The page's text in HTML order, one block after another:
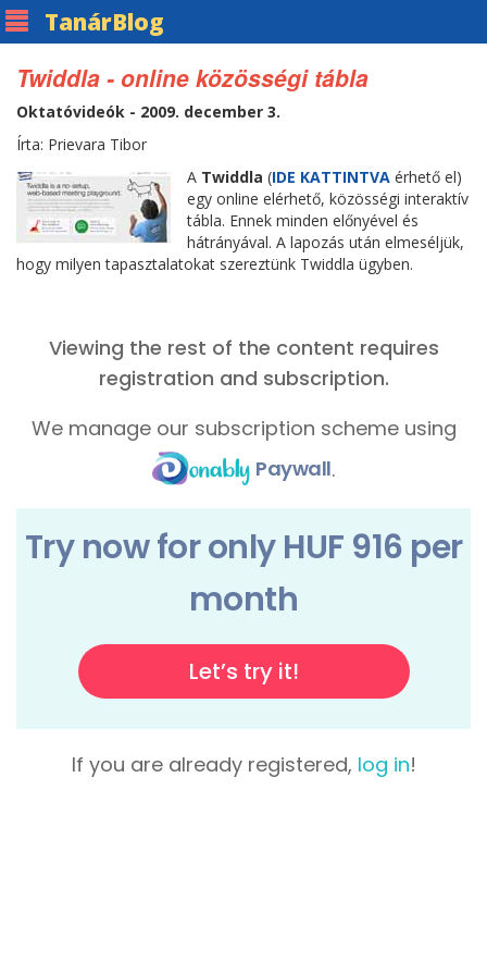
TanárBlog
Twiddla - online közösségi tábla
Oktatóvideók - 2009. december 3.
Írta: Prievara Tibor
A Twiddla (IDE KATTINTVA érhető el)
egy online elérhető, közösségi interaktív
tábla. Ennek minden előnyével és
hátrányával. A lapozás után elmeséljük,
hogy milyen tapasztalatokat szereztünk Twiddla ügyben.